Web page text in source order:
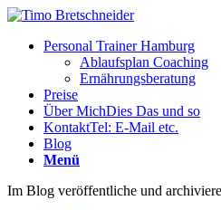
Personal Trainer Hamburg
Ablaufsplan Coaching
Ernährungsberatung
Preise
Über MichDies Das und so
KontaktTel: E-Mail etc.
Blog
Menü
Im Blog veröffentliche und